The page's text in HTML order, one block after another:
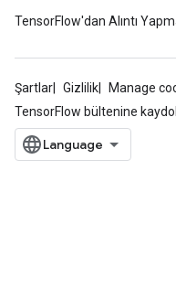
TensorFlow'dan Alıntı
Şartlar Gizlilik
Manage
TensorFlow bültenine